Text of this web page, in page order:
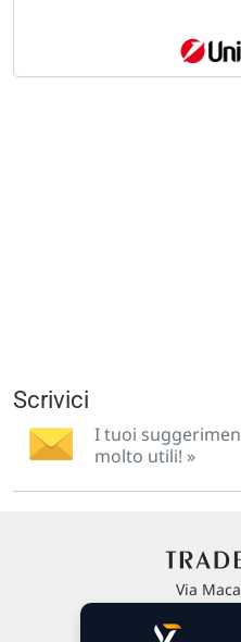
Scrivici
I tuoi
molto utili! »
Via
P.IVA 02